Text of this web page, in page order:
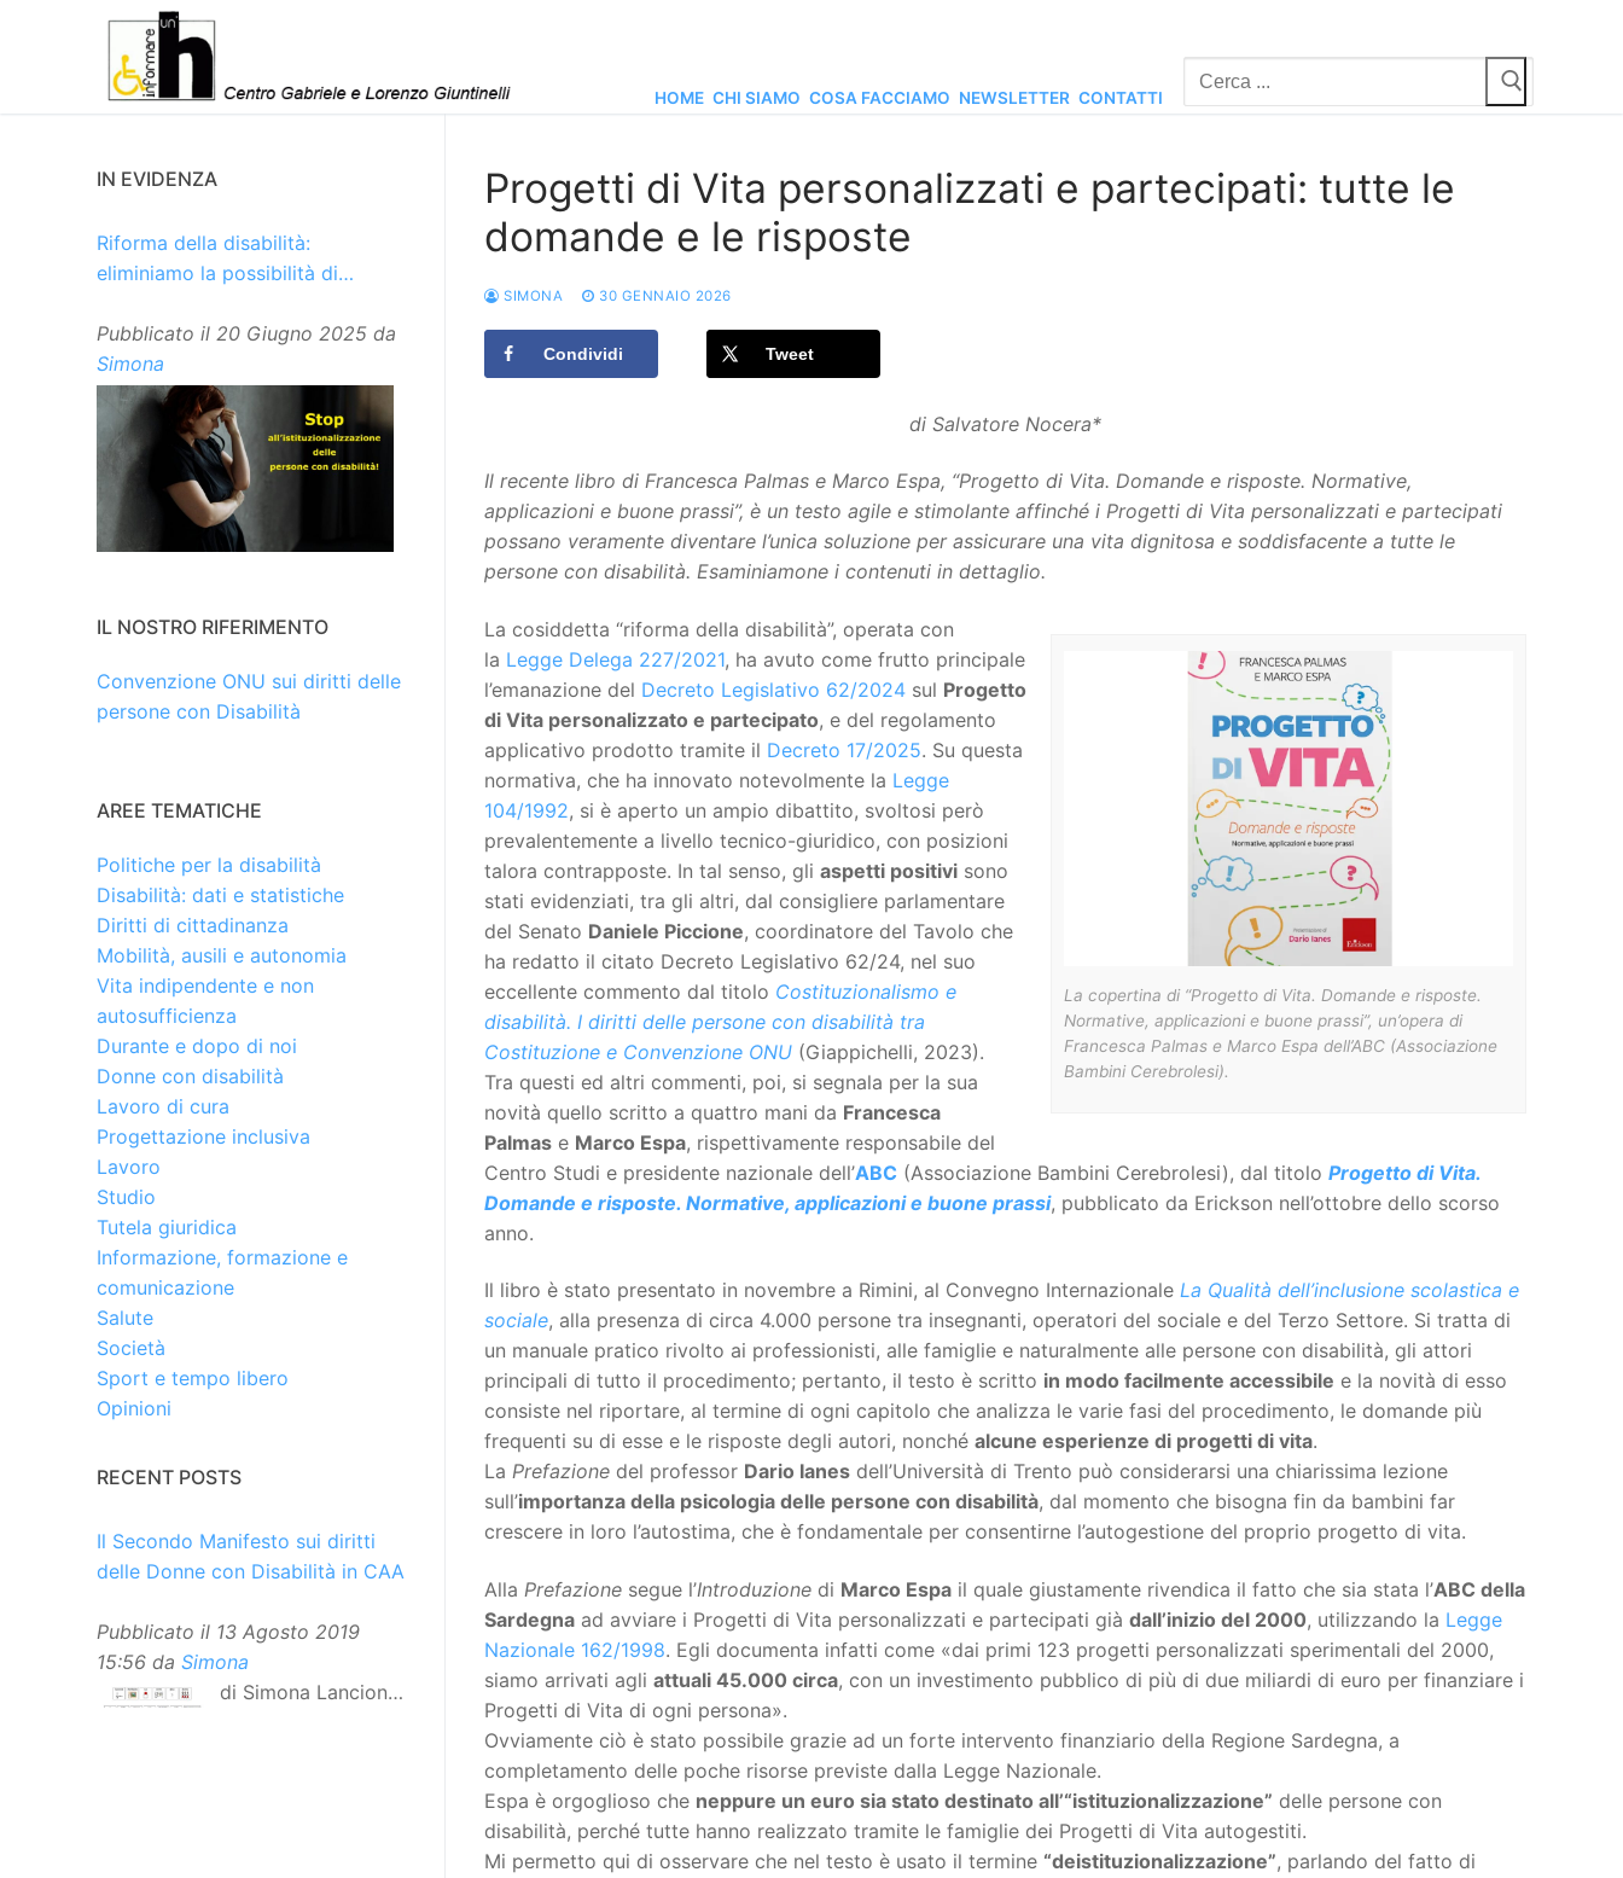
HOME CHI SIAMO COSA FACCIAMO NEWSLETTER CONTATTI
Cerca:
Progetti di Vita personalizzati e partecipati: tutte le
domande e le risposte
SIMONA 30 GENNAIO 2026
Condividi Tweet
di Salvatore Nocera*
Il recente libro di Francesca Palmas e Marco Espa, “Progetto di Vita. Domande e risposte. Normative,
applicazioni e buone prassi”, è un testo agile e stimolante affinché i Progetti di Vita personalizzati e partecipati
possano veramente diventare l’unica soluzione per assicurare una vita dignitosa e soddisfacente a tutte le
persone con disabilità. Esaminiamone i contenuti in dettaglio.
La copertina di “Progetto di Vita. Domande e risposte.
Normative, applicazioni e buone prassi”, un’opera di
Francesca Palmas e Marco Espa dell’ABC (Associazione
Bambini Cerebrolesi).
La cosiddetta “riforma della disabilità”, operata con
la Legge Delega 227/2021, ha avuto come frutto principale
l’emanazione del Decreto Legislativo 62/2024 sul Progetto
di Vita personalizzato e partecipato, e del regolamento
applicativo prodotto tramite il Decreto 17/2025. Su questa
normativa, che ha innovato notevolmente la Legge
104/1992, si è aperto un ampio dibattito, svoltosi però
prevalentemente a livello tecnico-giuridico, con posizioni
talora contrapposte. In tal senso, gli aspetti positivi sono
stati evidenziati, tra gli altri, dal consigliere parlamentare
del Senato Daniele Piccione, coordinatore del Tavolo che
ha redatto il citato Decreto Legislativo 62/24, nel suo
eccellente commento dal titolo Costituzionalismo e
disabilità. I diritti delle persone con disabilità tra
Costituzione e Convenzione ONU (Giappichelli, 2023).
Tra questi ed altri commenti, poi, si segnala per la sua
novità quello scritto a quattro mani da Francesca
Palmas e Marco Espa, rispettivamente responsabile del
Centro Studi e presidente nazionale dell’ABC (Associazione Bambini Cerebrolesi), dal titolo Progetto di Vita.
Domande e risposte. Normative, applicazioni e buone prassi, pubblicato da Erickson nell’ottobre dello scorso
anno.
Il libro è stato presentato in novembre a Rimini, al Convegno Internazionale La Qualità dell’inclusione scolastica e
sociale, alla presenza di circa 4.000 persone tra insegnanti, operatori del sociale e del Terzo Settore. Si tratta di
un manuale pratico rivolto ai professionisti, alle famiglie e naturalmente alle persone con disabilità, gli attori
principali di tutto il procedimento; pertanto, il testo è scritto in modo facilmente accessibile e la novità di esso
consiste nel riportare, al termine di ogni capitolo che analizza le varie fasi del procedimento, le domande più
frequenti su di esse e le risposte degli autori, nonché alcune esperienze di progetti di vita.
La Prefazione del professor Dario Ianes dell’Università di Trento può considerarsi una chiarissima lezione
sull’importanza della psicologia delle persone con disabilità, dal momento che bisogna fin da bambini far
crescere in loro l’autostima, che è fondamentale per consentirne l’autogestione del proprio progetto di vita.
Alla Prefazione segue l’Introduzione di Marco Espa il quale giustamente rivendica il fatto che sia stata l’ABC della
Sardegna ad avviare i Progetti di Vita personalizzati e partecipati già dall’inizio del 2000, utilizzando la Legge
Nazionale 162/1998. Egli documenta infatti come «dai primi 123 progetti personalizzati sperimentali del 2000,
siamo arrivati agli attuali 45.000 circa, con un investimento pubblico di più di due miliardi di euro per finanziare i
Progetti di Vita di ogni persona».
Ovviamente ciò è stato possibile grazie ad un forte intervento finanziario della Regione Sardegna, a
completamento delle poche risorse previste dalla Legge Nazionale.
Espa è orgoglioso che neppure un euro sia stato destinato all’“istituzionalizzazione” delle persone con
disabilità, perché tutte hanno realizzato tramite le famiglie dei Progetti di Vita autogestiti.
Mi permetto qui di osservare che nel testo è usato il termine “deistituzionalizzazione”, parlando del fatto di
IN EVIDENZA
Riforma della disabilità:
eliminiamo la possibilità di
Pubblicato il 20 Giugno 2025 da
Simona
IL NOSTRO RIFERIMENTO
Convenzione ONU sui diritti delle
persone con Disabilità
AREE TEMATICHE
Politiche per la disabilità
Disabilità: dati e statistiche
Diritti di cittadinanza
Mobilità, ausili e autonomia
Vita indipendente e non
autosufficienza
Durante e dopo di noi
Donne con disabilità
Lavoro di cura
Progettazione inclusiva
Lavoro
Studio
Tutela giuridica
Informazione, formazione e
comunicazione
Salute
Società
Sport e tempo libero
Opinioni
RECENT POSTS
Il Secondo Manifesto sui diritti
delle Donne con Disabilità in CAA
Pubblicato il 13 Agosto 2019
15:56 da Simona
di Simona Lancioni,